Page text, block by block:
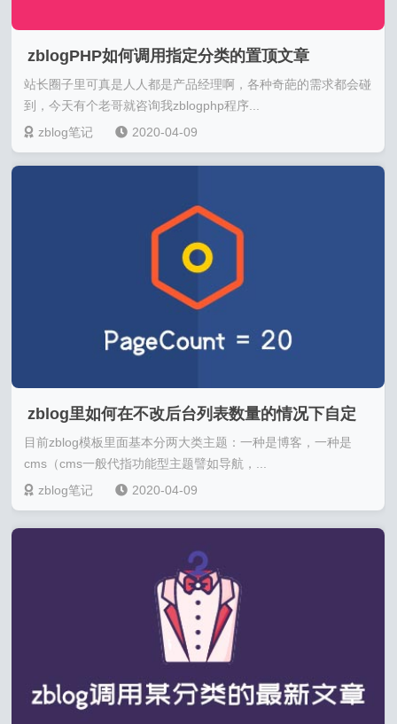
zblogPHP如何调用指定分类的置顶文章
站长圈子里可真是人人都是产品经理啊，各种奇葩的需求都会碰
到，今天有个老哥就咨询我zblogphp程序...
zblog笔记
2020-04-09
zblog里如何在不改后台列表数量的情况下自定
义博客首页的文章数量？
目前zblog模板里面基本分两大类主题：一种是博客，一种是
cms（cms一般代指功能型主题譬如导航，...
zblog笔记
2020-04-09